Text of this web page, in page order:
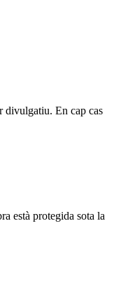
divulgatiu. En cap cas
està protegida sota la